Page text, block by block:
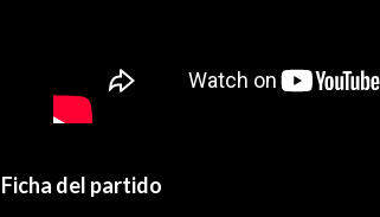
Ficha del partido